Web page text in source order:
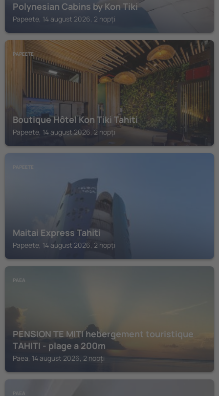
Polynesian Cabins by Kon Tiki
Papeete, 14 august 2026, 2 nopți
PAPEETE
Boutique Hôtel Kon Tiki Tahiti
Papeete, 14 august 2026, 2 nopți
PAPEETE
Maitai Express Tahiti
Papeete, 14 august 2026, 2 nopți
PAEA
PENSION TE MITI hebergement touristique
TAHITI - plage a 200m
Paea, 14 august 2026, 2 nopți
PAEA